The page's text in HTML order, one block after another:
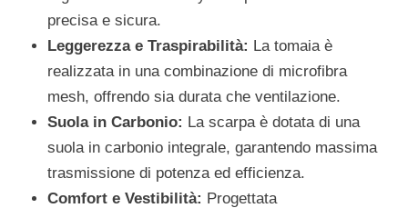
precisa e sicura.
Leggerezza e Traspirabilità: La tomaia è
realizzata in una combinazione di microfibra
mesh, offrendo sia durata che ventilazione.
Suola in Carbonio: La scarpa è dotata di una
suola in carbonio integrale, garantendo massima
trasmissione di potenza ed efficienza.
Comfort e Vestibilità: Progettata